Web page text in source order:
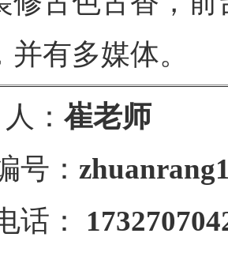
并有多媒体。
： 崔老师
号：
话：